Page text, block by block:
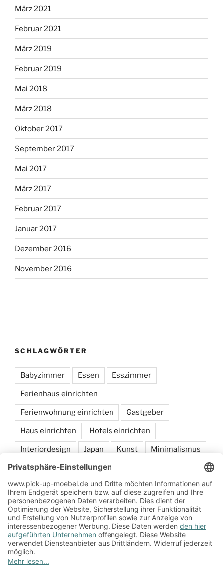
März 2021
Februar 2021
März 2019
Februar 2019
Mai 2018
März 2018
Oktober 2017
September 2017
Mai 2017
März 2017
Februar 2017
Januar 2017
Dezember 2016
November 2016
SCHLAGWÖRTER
Babyzimmer Essen Esszimmer
Ferienhaus einrichten
Ferienwohnung einrichten Gastgeber
Haus einrichten Hotels einrichten
Interiordesign Japan Kunst Minimalismus
Möbel sammeln Schlafen
Zum Onlineshop
Impressum
Datenschutzerklärung